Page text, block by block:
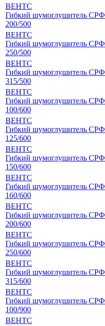
ВЕНТС
Гибкий шумоглушитель СРФ
200/500
ВЕНТС
Гибкий шумоглушитель СРФ
250/500
ВЕНТС
Гибкий шумоглушитель СРФ
315/500
ВЕНТС
Гибкий шумоглушитель СРФ
100/600
ВЕНТС
Гибкий шумоглушитель СРФ
125/600
ВЕНТС
Гибкий шумоглушитель СРФ
150/600
ВЕНТС
Гибкий шумоглушитель СРФ
160/600
ВЕНТС
Гибкий шумоглушитель СРФ
200/600
ВЕНТС
Гибкий шумоглушитель СРФ
250/600
ВЕНТС
Гибкий шумоглушитель СРФ
315/600
ВЕНТС
Гибкий шумоглушитель СРФ
100/900
ВЕНТС